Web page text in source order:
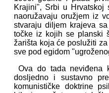
Krajini", Srbi u Hrvatskoj
naoružavaju oružjem iz
stvaraju diljem krajeva
točke iz kojih se planski
žarišta koja će poslužiti
sve pod egidom
Ova do tada neviđena
dosljedno i sustavno
komunističke doktrine